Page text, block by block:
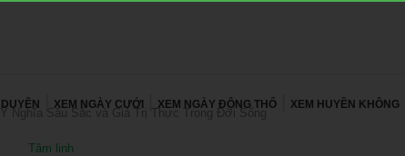
XEM NGÀY CƯỚI XEM NGÀY ĐỘNG THỔ XEM HUYỀN KHÔNG
Nghĩa Sâu Sắc và Giá Trị Thực Trong Đời Sống
Tâm linh